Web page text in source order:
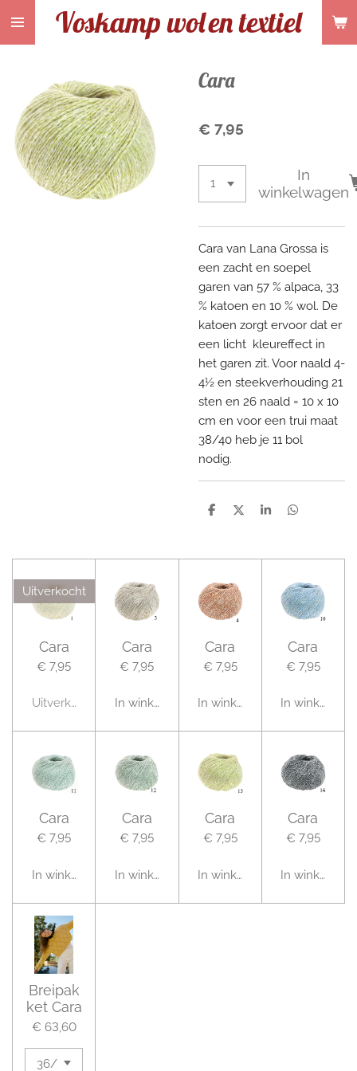
Ga
hoofdinhoud
Voskamp wolen textiel
Cara
€ 7,95
In
winkelwagen
Cara van Lana Grossa is
een zacht en soepel
garen van 57 % alpaca, 33
% katoen en 10 % wol. De
katoen zorgt ervoor dat er
een licht kleureffect in
het garen zit. Voor naald 4-
4½ en steekverhouding 21
sten en 26 naald = 10 x 10
cm en voor een trui maat
38/40 heb je 11 bol
nodig.
D
n
D
S
e
D
n
Uitverkocht
Cara
€ 7,95
Uitverkocht
Cara
€ 7,95
In winkelwagen
Cara
€ 7,95
In winkelwagen
Cara
€ 7,95
In
Cara
€ 7,95
In winkelwagen
Cara
€ 7,95
In winkelwagen
Cara
€ 7,95
In winkelwagen
Cara
€ 7,95
In
Breipak
ket Cara
€ 63,60